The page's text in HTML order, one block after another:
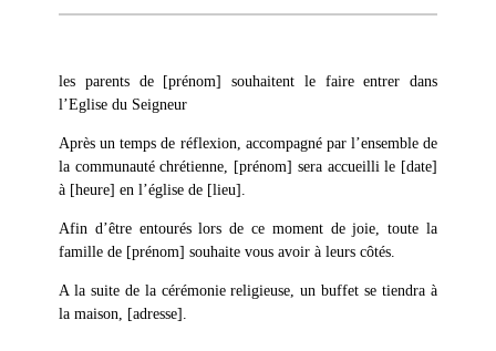
les parents de [prénom] souhaitent le faire entrer dans
l’Eglise du Seigneur
Après un temps de réflexion, accompagné par l’ensemble de
la communauté chrétienne, [prénom] sera accueilli le [date]
à [heure] en l’église de [lieu].
Afin d’être entourés lors de ce moment de joie, toute la
famille de [prénom] souhaite vous avoir à leurs côtés.
A la suite de la cérémonie religieuse, un buffet se tiendra à
la maison, [adresse].